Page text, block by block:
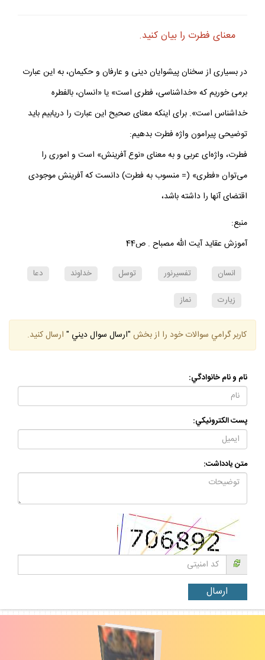
معناى فطرت را بيان كنيد.
در بسيارى از سخنان پيشوايان دينى و عارفان و حكيمان، به اين عبارت
برمى خوريم كه «خداشناسى، فطرى است» يا «انسان، بالفطره
خداشناس است». براى اينكه معناى صحيح اين عبارت را دريابيم بايد
توضيحى پيرامون واژه فطرت بدهيم:
فطرت، واژه‌اى عربى و به معناى «نوع آفرينش» است و امورى را
مى‌توان «فطرى» (= منسوب به فطرت) دانست كه آفرينش موجودى
اقتضاى آنها را داشته باشد،
منبع:
آموزش عقايد آيت الله مصباح . ص44
انسان تفسيرنور توسل خداوند دعا
زيارت نماز
كاربر گرامي سوالات خود را از بخش "ارسال سوال ديني " ارسال كنيد.
نام و نام خانوادگي:
پست الكترونيكي:
متن يادداشت: